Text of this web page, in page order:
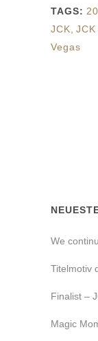
TAGS:
JCK JCK
Vegas
We
Titelmotiv
Finalist –
Magic